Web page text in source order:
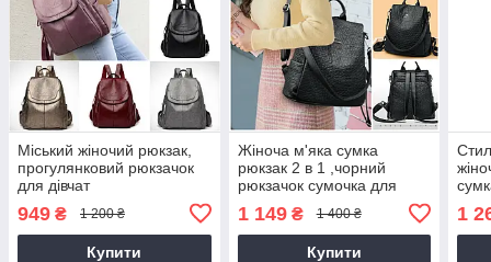
Міський жіночий рюкзак,
прогулянковий рюкзачок
для дівчат
949 ₴ 1 200 ₴
Купити
Жіноча м'яка сумка
рюкзак 2 в 1 ,чорний
рюкзачок сумочка для
1 149₴ 1 400 ₴
Купити
1